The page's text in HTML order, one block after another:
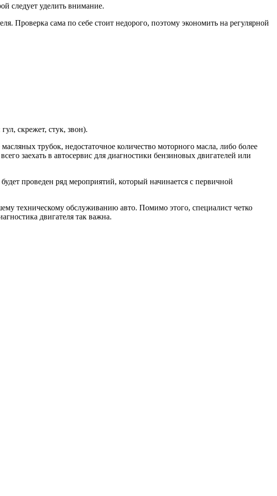
следует уделить внимание.
Проверка сама по себе стоит недорого, поэтому экономить на регулярной
скрежет, стук, звон).
трубок, недостаточное количество моторного масла, либо более
заехать в автосервис для диагностики бензиновых двигателей или
проведен ряд мероприятий, который начинается с первичной
техническому обслуживанию авто. Помимо этого, специалист четко
двигателя так важна.